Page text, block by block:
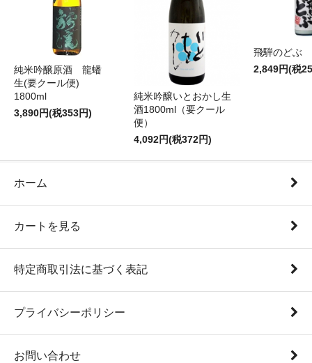
純米吟醸原酒 龍蟠
生(要クール便)
1800ml
3,890円(税353円)
純米吟醸いとおかし生
酒1800ml（要クール
便）
4,092円(税372円)
飛騨のどぶ
2,849円(税
ホーム
カートを見る
特定商取引法に基づく表記
プライバシーポリシー
お問い合わせ